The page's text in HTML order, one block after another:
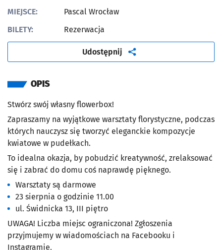
MIEJSCE:
Pascal Wrocław
BILETY:
Rezerwacja
Udostępnij artykuł
OPIS
Stwórz swój własny flowerbox!
Zapraszamy na wyjątkowe warsztaty florystyczne, podczas
których nauczysz się tworzyć eleganckie kompozycje
kwiatowe w pudełkach.
To idealna okazja, by pobudzić kreatywność, zrelaksować
się i zabrać do domu coś naprawdę pięknego.
Warsztaty są darmowe
23 sierpnia o godzinie 11.00
ul. Świdnicka 13, III piętro
UWAGA! Liczba miejsc ograniczona! Zgłoszenia
przyjmujemy w wiadomościach na Facebooku i
Instagramie.